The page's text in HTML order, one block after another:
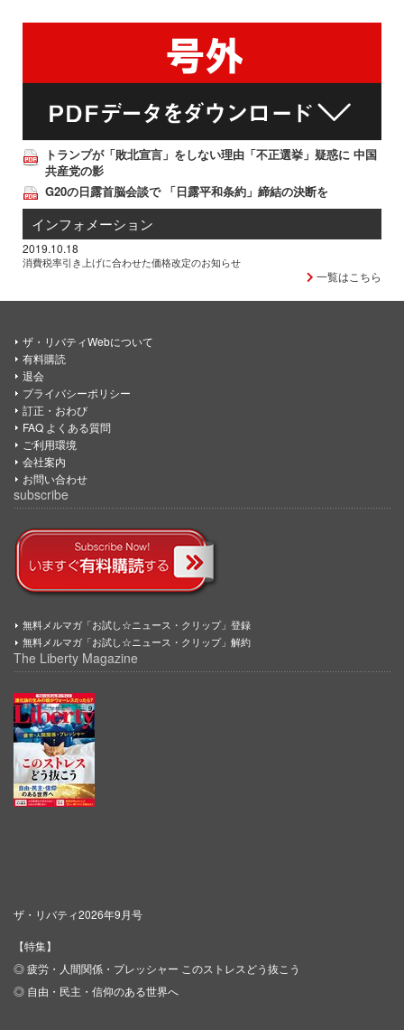
トランプが「敗北宣言」をしない理由「不正選挙」疑惑に 中国
共産党の影
G20の日露首脳会談で 「日露平和条約」締結の決断を
インフォメーション
2019.10.18
消費税率引き上げに合わせた価格改定のお知らせ
一覧はこちら
ザ・リバティWebについて
有料購読
退会
プライバシーポリシー
訂正・おわび
FAQ よくある質問
ご利用環境
会社案内
お問い合わせ
subscribe
無料メルマガ「お試し☆ニュース・クリップ」登録
無料メルマガ「お試し☆ニュース・クリップ」解約
The Liberty Magazine
ザ・リバティ2026年9月号
【特集】
◎ 疲労・人間関係・プレッシャー このストレスどう抜こう
◎ 自由・民主・信仰のある世界へ